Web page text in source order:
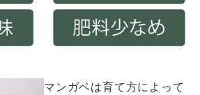
マンガベは育て方によって